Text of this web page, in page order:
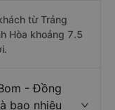
từ Trảng
Hòa khoảng 7.5
- Đồng
bao nhiêu